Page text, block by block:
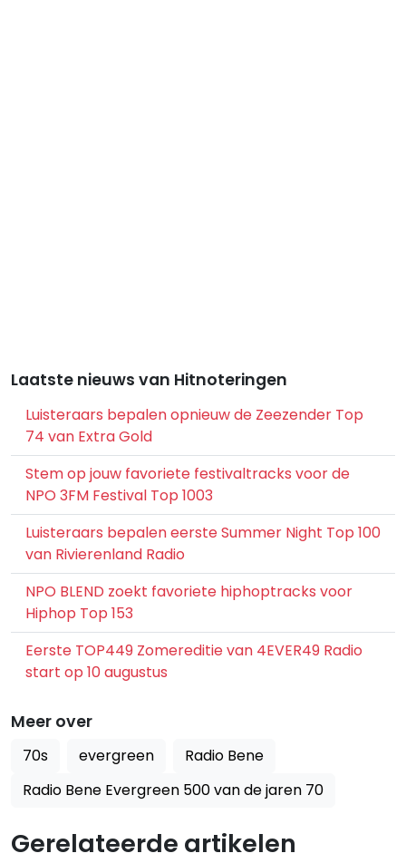
Laatste nieuws van Hitnoteringen
Luisteraars bepalen opnieuw de Zeezender Top
74 van Extra Gold
Stem op jouw favoriete festivaltracks voor de
NPO 3FM Festival Top 1003
Luisteraars bepalen eerste Summer Night Top 100
van Rivierenland Radio
NPO BLEND zoekt favoriete hiphoptracks voor
Hiphop Top 153
Eerste TOP449 Zomereditie van 4EVER49 Radio
start op 10 augustus
Meer over
70s evergreen
Radio Bene
Radio Bene Evergreen 500 van de jaren 70
Gerelateerde artikelen